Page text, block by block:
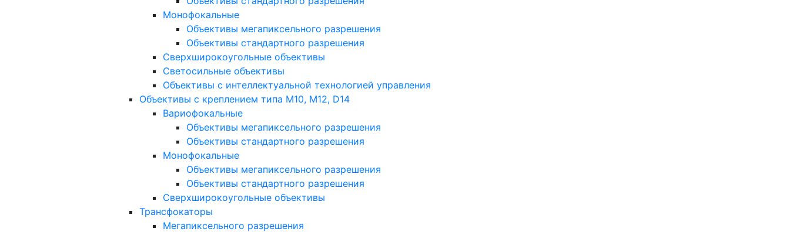
Монофокальные
Объективы мегапиксельного разрешения
Объективы стандартного разрешения
Сверхширокоугольные объективы
Светосильные объективы
Объективы с интеллектуальной технологией управления
Объективы с креплением типа M10, M12, D14
Вариофокальные
Объективы мегапиксельного разрешения
Объективы стандартного разрешения
Монофокальные
Объективы мегапиксельного разрешения
Объективы стандартного разрешения
Сверхширокоугольные объективы
Трансфокаторы
Мегапиксельного разрешения